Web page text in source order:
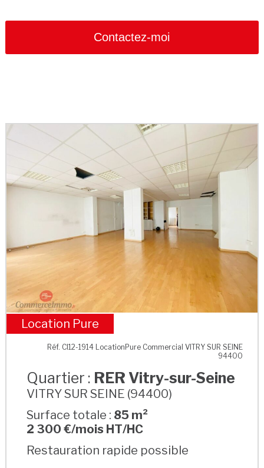
Contactez-moi
RER Vitry-sur-Seine
Location Pure
Réf. CI12-1914 LocationPure Commercial VITRY SUR SEINE
94400
Quartier : RER Vitry-sur-Seine
VITRY SUR SEINE (94400)
Surface totale : 85 m²
2 300 €/mois HT/HC
Restauration rapide possible